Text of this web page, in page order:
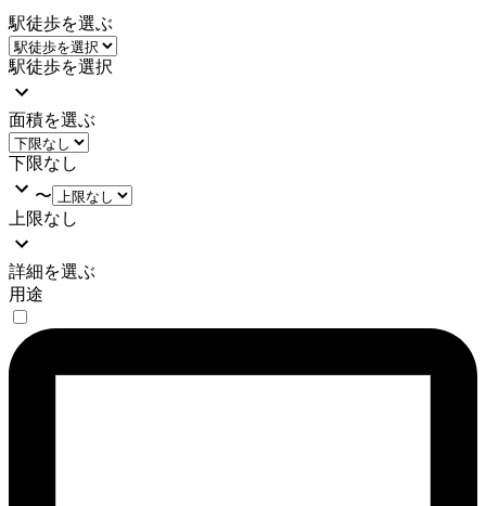
駅徒歩を選ぶ
駅徒歩を選択
面積を選ぶ
下限なし
〜
上限なし
詳細を選ぶ
用途